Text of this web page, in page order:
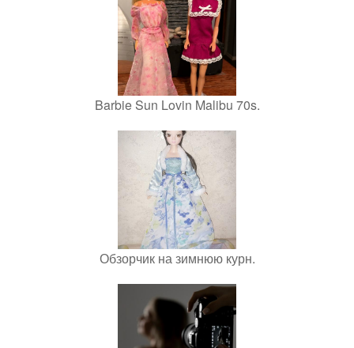
Barbie Sun Lovin Malibu 70s.
Обзорчик на зимнюю курн.